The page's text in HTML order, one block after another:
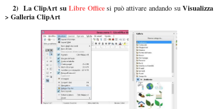
2) La ClipArt suLibre Officesi può attivare andando suVisualizza
> Galleria ClipArt